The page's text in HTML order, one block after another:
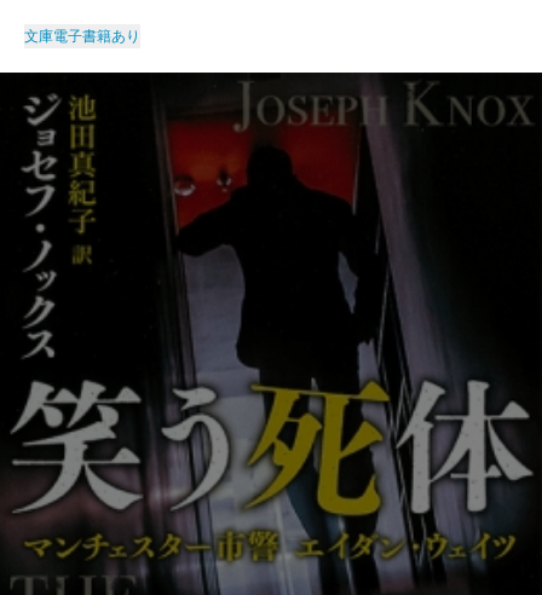
文庫電子書籍あり